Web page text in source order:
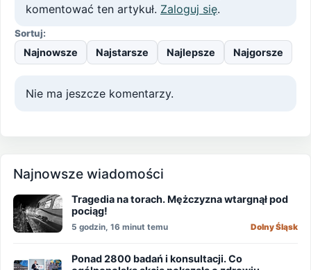
komentować ten artykuł. Zaloguj się.
Sortuj:
Najnowsze Najstarsze Najlepsze Najgorsze
Nie ma jeszcze komentarzy.
Najnowsze wiadomości
Tragedia na torach. Mężczyzna wtargnął pod
pociąg!
5 godzin, 16 minut temu Dolny Śląsk
Ponad 2800 badań i konsultacji. Co